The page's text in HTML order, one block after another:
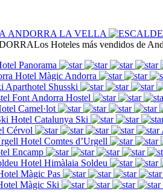
ANDORRA LA VELLA
Los Hoteles más vendidos de
Panorama
Hotel Màgic Andorra
Aparthotel Shusski
Font Andorra Hostel
Camel·lot
Hotel Catalunya Ski
Cérvol
Hotel Comtes d’Urgell
Encamp
Hotel Himàlaia Soldeu
Màgic Pas
Màgic Ski